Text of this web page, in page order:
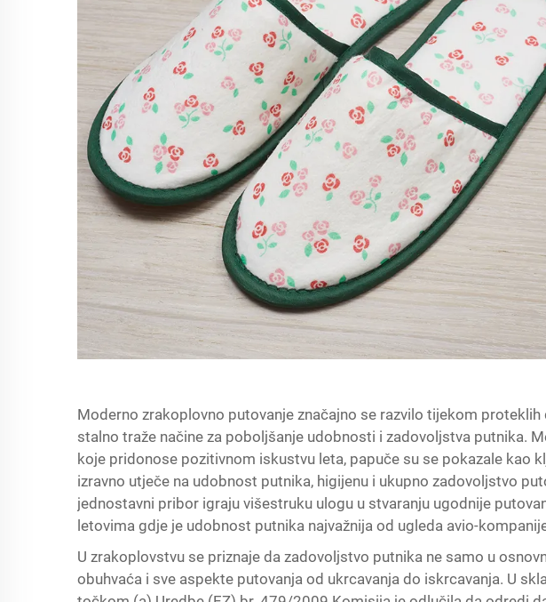
Moderno zrakoplovno putovanje značajno se razvilo tijekom proteklih
stalno traže načine za poboljšanje udobnosti i zadovoljstva putnika.
koje pridonose pozitivnom iskustvu leta, papuče su se pokazale kao
izravno utječe na udobnost putnika, higijenu i ukupno zadovoljstvo
jednostavni pribor igraju višestruku ulogu u stvaranju ugodnije
letovima gdje je udobnost putnika najvažnija od ugleda avio-
U zrakoplovstvu se priznaje da zadovoljstvo putnika ne samo u
obuhvaća i sve aspekte putovanja od ukrcavanja do iskrcavanja. U